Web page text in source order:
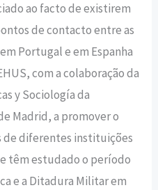
ao facto de existirem
de contacto entre as
Portugal e em Espanha
com a colaboração da
y Sociología da
Madrid, a promover o
de diferentes instituições
têm estudado o período
e a Ditadura Militar em